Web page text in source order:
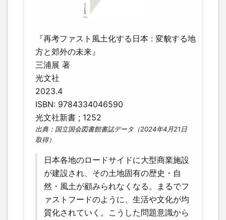
『再考ファスト風土化する日本 : 変貌する地
方と郊外の未来』
三浦展 著
光文社
2023.4
ISBN: 9784334046590
光文社新書 ; 1252
出典：国立国会図書館書誌データ（2024年4月21日
取得）
日本各地のロードサイドに大型商業施設
が建設され、その土地固有の歴史・自
然・風土が顧みられなくなる。まるでフ
ァストフードのように、生活や文化が均
質化されていく。こうした問題意識から